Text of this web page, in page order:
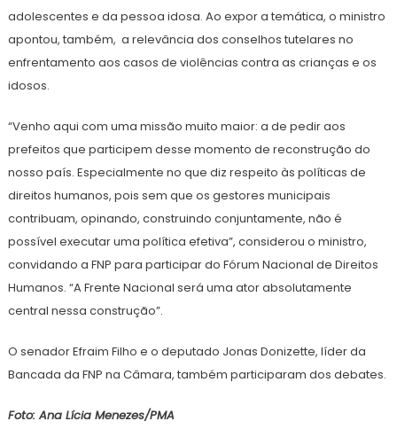
adolescentes e da pessoa idosa. Ao expor a temática, o ministro
apontou, também, a relevância dos conselhos tutelares no
enfrentamento aos casos de violências contra as crianças e os
idosos.
“Venho aqui com uma missão muito maior: a de pedir aos
prefeitos que participem desse momento de reconstrução do
nosso país. Especialmente no que diz respeito às políticas de
direitos humanos, pois sem que os gestores municipais
contribuam, opinando, construindo conjuntamente, não é
possível executar uma política efetiva”, considerou o ministro,
convidando a FNP para participar do Fórum Nacional de Direitos
Humanos. “A Frente Nacional será uma ator absolutamente
central nessa construção”.
O senador Efraim Filho e o deputado Jonas Donizette, líder da
Bancada da FNP na Câmara, também participaram dos debates.
Foto: Ana Lícia Menezes/PMA